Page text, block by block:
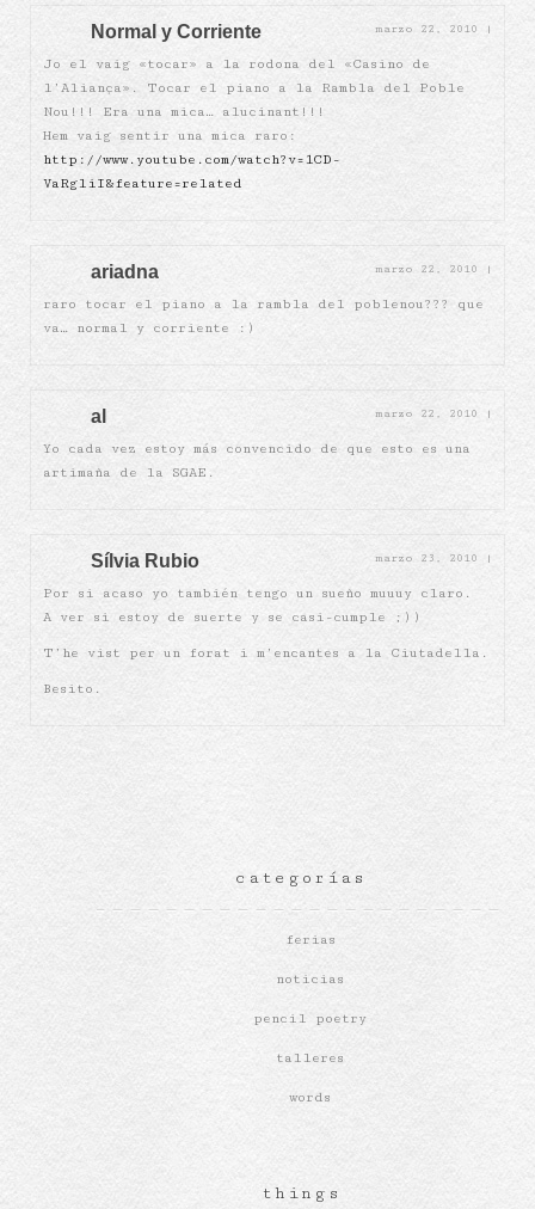
Normal y Corriente marzo 22, 2010 |
Jo el vaig «tocar» a la rodona del «Casino de
l’Aliança». Tocar el piano a la Rambla del Poble
Nou!!! Era una mica… alucinant!!!
Hem vaig sentir una mica raro:
http://www.youtube.com/watch?v=1CD-
VaRgliI&feature=related
ariadna marzo 22, 2010 |
raro tocar el piano a la rambla del poblenou??? que
va… normal y corriente :)
al marzo 22, 2010 |
Yo cada vez estoy más convencido de que esto es una
artimaña de la SGAE.
Sílvia Rubio marzo 23, 2010 |
Por si acaso yo también tengo un sueño muuuy claro.
A ver si estoy de suerte y se casi-cumple ;))
T’he vist per un forat i m’encantes a la Ciutadella.
Besito.
categorías
ferias
noticias
pencil poetry
talleres
words
things